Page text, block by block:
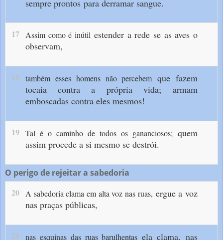
sempre prontos para derramar sangue.
17 Assim como é inútil estender a rede se as aves o
observam,
18 também esses homens não percebemque fazem
tocaia contra a própria vida; armam
emboscadas contra eles mesmos!
19 Tal é o caminho de todos os gananciosos; quem
assim procede a si mesmo se destrói.
O perigo de rejeitar a sabedoria
20 A sabedoria clama em alta voz nas ruas, ergue a voz
nas praças públicas,
21 nas esquinas das ruas barulhentasela clama,nas